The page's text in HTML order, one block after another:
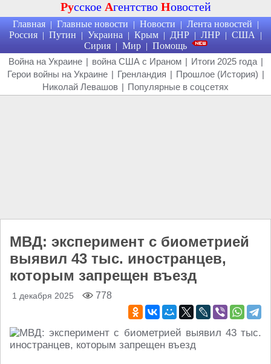
Русское Агентство Новостей
Главная | Главные новости | Новости | Лента новостей |
Россия | Путин | Украина | Крым | ДНР | ЛНР | США |
Сирия | Мир | Помощь
Война на Украине | война США с Ираном | Итоги 2025 года |
Герои войны на Украине | Гренландия | Прошлое (История) |
Николай Левашов | Популярные в соцсетях
МВД: эксперимент с биометрией
выявил 43 тыс. иностранцев,
которым запрещен въезд
1 декабря 2025 778